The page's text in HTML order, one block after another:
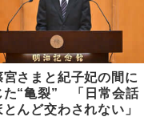
宮さまと紀子妃の間に
た“亀裂” 「日常会話
とんど交わされない」